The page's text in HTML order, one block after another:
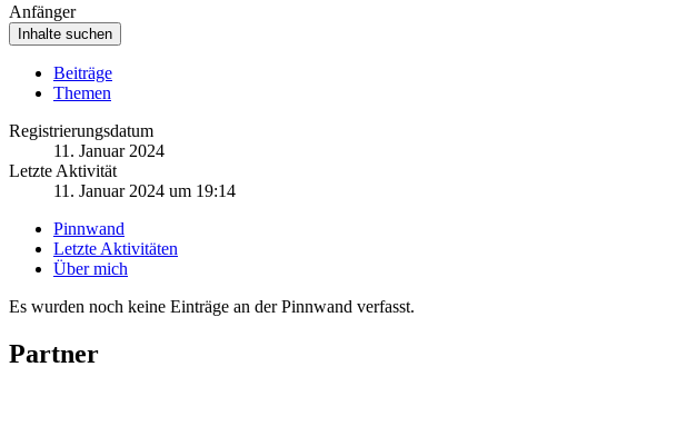
Anfänger
Inhalte suchen
Beiträge
Themen
Registrierungsdatum
11. Januar 2024
Letzte Aktivität
11. Januar 2024 um 19:14
Pinnwand
Letzte Aktivitäten
Über mich
Es wurden noch keine Einträge an der Pinnwand verfasst.
Partner